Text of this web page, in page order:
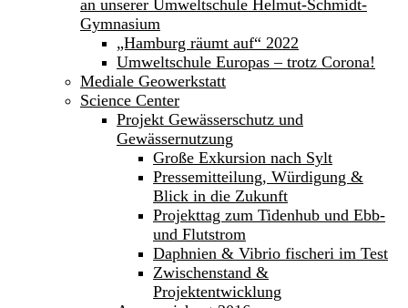
an unserer Umweltschule Helmut-Schmidt-
Gymnasium
„Hamburg räumt auf“ 2022
Umweltschule Europas – trotz Corona!
Mediale Geowerkstatt
Science Center
Projekt Gewässerschutz und
Gewässernutzung
Große Exkursion nach Sylt
Pressemitteilung, Würdigung &
Blick in die Zukunft
Projekttag zum Tidenhub und Ebb-
und Flutstrom
Daphnien & Vibrio fischeri im Test
Zwischenstand &
Projektentwicklung